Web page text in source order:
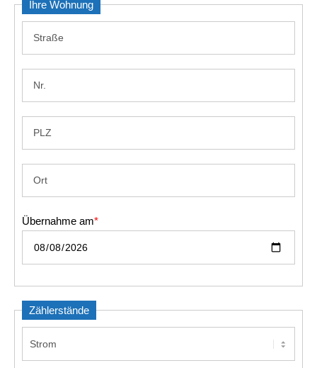
Drop us a line
About us
adipiscing elit.
montes, nascetur ridiculus mus. Donec quam felis,
ultricies nec.
Ihre Wohnung
Übernahme am*
Zählerstände